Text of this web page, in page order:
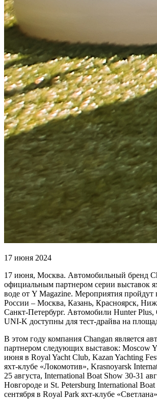
17 июня 2024
17 июня, Москва. Автомобильный бренд
официальным партнером серии выставок
воде от Y Magazine. Мероприятия пройдут
России – Москва, Казань, Красноярск,
Санкт-Петербург. Автомобили Hunter Plus,
UNI-K доступны для тест-драйва на
В этом году компания Changan является
партнером следующих выставок: Moscow
июня в Royal Yacht Club, Kazan Yachting
яхт-клубе «Локомотив», Krasnoyarsk
25 августа, International Boat Show 30-31
Новгороде и St. Petersburg International
сентября в Royal Park яхт-клубе